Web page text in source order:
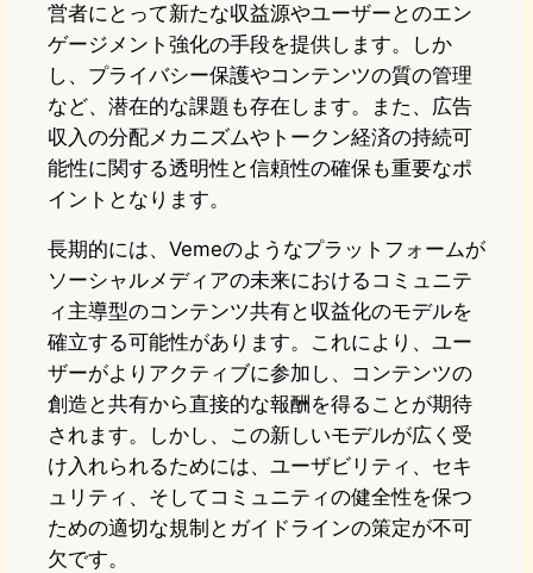
営者にとって新たな収益源やユーザーとのエン
ゲージメント強化の手段を提供します。しか
し、プライバシー保護やコンテンツの質の管理
など、潜在的な課題も存在します。また、広告
収入の分配メカニズムやトークン経済の持続可
能性に関する透明性と信頼性の確保も重要なポ
イントとなります。
長期的には、Vemeのようなプラットフォームが
ソーシャルメディアの未来におけるコミュニテ
ィ主導型のコンテンツ共有と収益化のモデルを
確立する可能性があります。これにより、ユー
ザーがよりアクティブに参加し、コンテンツの
創造と共有から直接的な報酬を得ることが期待
されます。しかし、この新しいモデルが広く受
け入れられるためには、ユーザビリティ、セキ
ュリティ、そしてコミュニティの健全性を保つ
ための適切な規制とガイドラインの策定が不可
欠です。